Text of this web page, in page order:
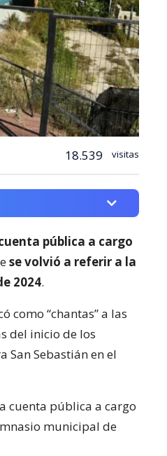
18.539 visitas
pública a cargo
se volvió a referir a la
2024.
como “chantas” a las
del inicio de los
San Sebastián en el
cuenta pública a cargo
municipal de